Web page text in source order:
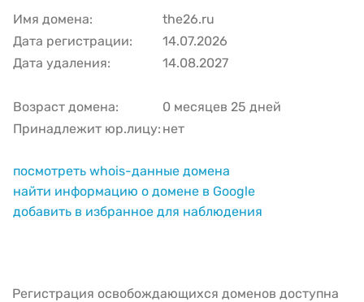
Имя домена:
the26.ru
Дата регистрации:
14.07.2026
Дата удаления:
14.08.2027
Возраст домена:
0 месяцев 25 дней
Принадлежит юр.лицу: нет
посмотреть whois-данные домена
найти информацию о домене в Google
добавить в избранное для наблюдения
Регистрация освобождающихся доменов доступна